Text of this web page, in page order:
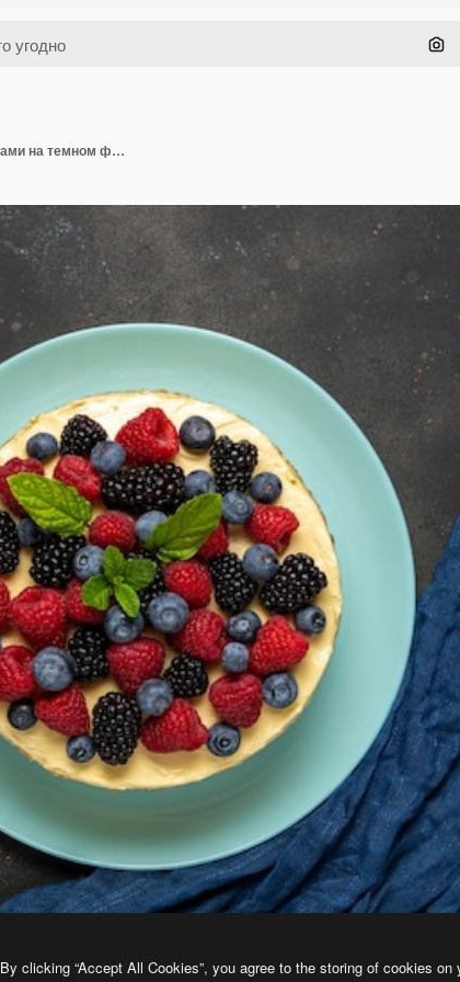
Домашний пирог со свежими ягодами и сладкими десертами на темном фоне.
By clicking “Accept All Cookies”, you agree to the storing of cookies